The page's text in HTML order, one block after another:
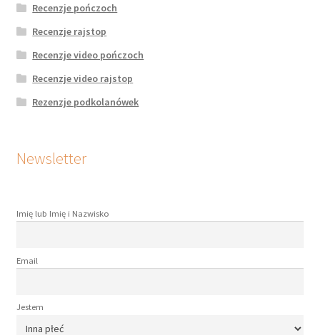
Recenzje pończoch
Recenzje rajstop
Recenzje video pończoch
Recenzje video rajstop
Rezenzje podkolanówek
Newsletter
Imię lub Imię i Nazwisko
Email
Jestem